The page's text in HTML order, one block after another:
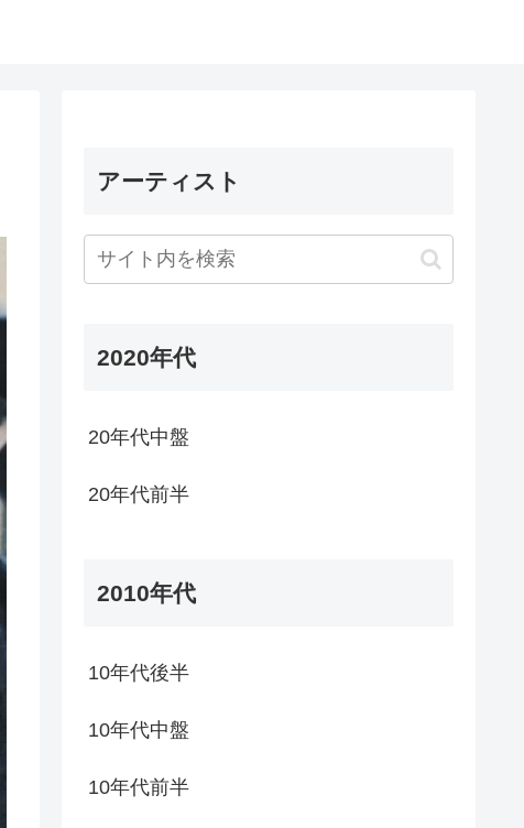
アーティスト
2020年代
20年代中盤
20年代前半
2010年代
10年代後半
10年代中盤
10年代前半